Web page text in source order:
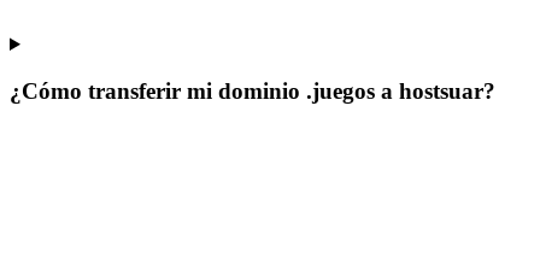
¿Cómo transferir mi dominio .juegos a hostsuar?